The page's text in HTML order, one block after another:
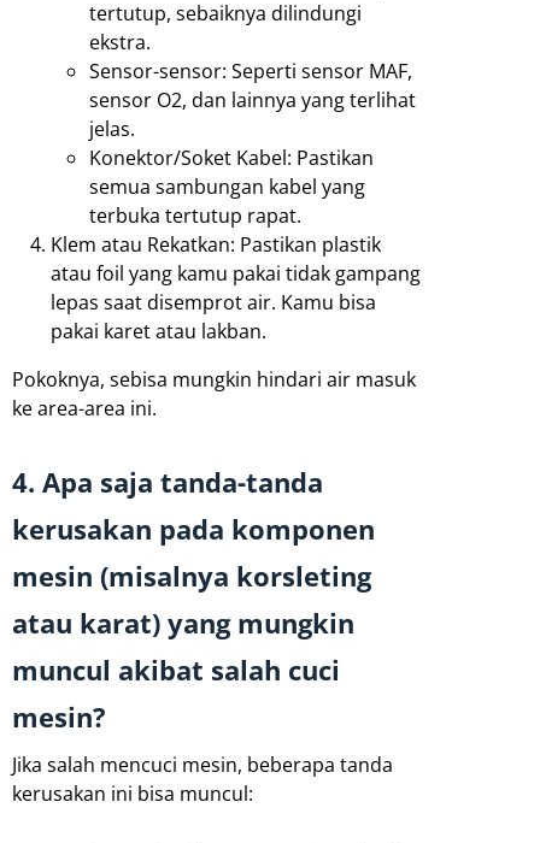
tertutup, sebaiknya dilindungi
ekstra.
Sensor-sensor: Seperti sensor MAF,
sensor O2, dan lainnya yang terlihat
jelas.
Konektor/Soket Kabel: Pastikan
semua sambungan kabel yang
terbuka tertutup rapat.
Klem atau Rekatkan: Pastikan plastik
atau foil yang kamu pakai tidak gampang
lepas saat disemprot air. Kamu bisa
pakai karet atau lakban.
Pokoknya, sebisa mungkin hindari air masuk
ke area-area ini.
4. Apa saja tanda-tanda
kerusakan pada komponen
mesin (misalnya korsleting
atau karat) yang mungkin
muncul akibat salah cuci
mesin?
Jika salah mencuci mesin, beberapa tanda
kerusakan ini bisa muncul: